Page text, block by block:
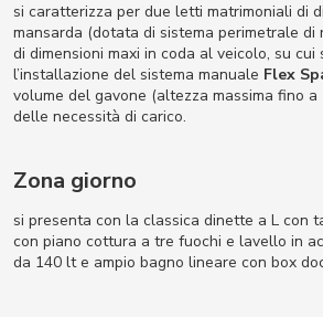
si caratterizza per due letti matrimoniali di
mansarda (dotata di sistema perimetrale di
di dimensioni maxi in coda al veicolo, su cui
l’installazione del sistema manuale Flex
volume del gavone (altezza massima fino a
delle necessità di carico.
Zona giorno
si presenta con la classica dinette a L con
con piano cottura a tre fuochi e lavello in
da 140 lt e ampio bagno lineare con box